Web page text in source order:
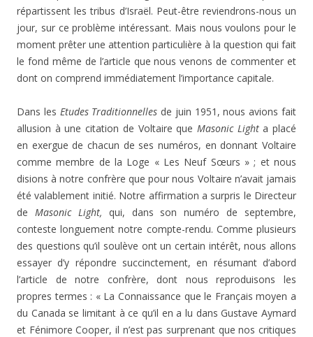
répartissent les tribus d’Israël. Peut-être reviendrons-nous un
jour, sur ce problème intéressant. Mais nous voulons pour le
moment prêter une attention particulière à la question qui fait
le fond même de l’article que nous venons de commenter et
dont on comprend immédiatement l’importance capitale.
Dans les Etudes Traditionnelles de juin 1951, nous avions fait
allusion à une citation de Voltaire que Masonic Lighta placé
en exergue de chacun de ses numéros, en donnant Voltaire
comme membre de la Loge « Les Neuf Sœurs » ; et nous
disions à notre confrère que pour nous Voltaire n’avait jamais
été valablement initié. Notre affirmation a surpris le Directeur
de Masonic Light, qui, dans son numéro de septembre,
conteste longuement notre compte-rendu. Comme plusieurs
des questions qu’il soulève ont un certain intérêt, nous allons
essayer d’y répondre succinctement, en résumant d’abord
l’article de notre confrère, dont nous reproduisons les
propres termes : « La Connaissance que le Français moyen a
du Canada se limitant à ce qu’il en a lu dans Gustave Aymard
et Fénimore Cooper, il n’est pas surprenant que nos critiques